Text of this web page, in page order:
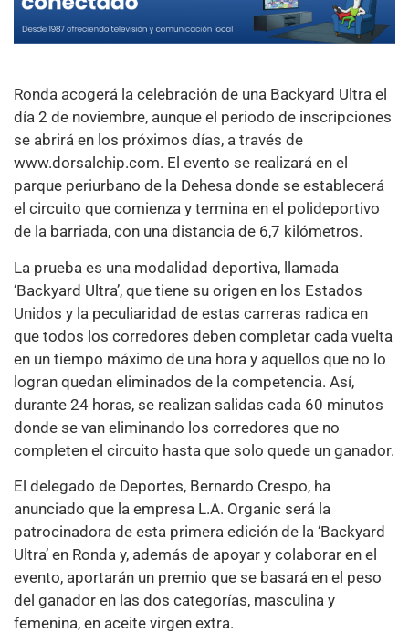
Ronda acogerá la celebración de una Backyard Ultra el
día 2 de noviembre, aunque el periodo de inscripciones
se abrirá en los próximos días, a través de
www.dorsalchip.com. El evento se realizará en el
parque periurbano de la Dehesa donde se establecerá
el circuito que comienza y termina en el polideportivo
de la barriada, con una distancia de 6,7 kilómetros.
La prueba es una modalidad deportiva, llamada
‘Backyard Ultra’, que tiene su origen en los Estados
Unidos y la peculiaridad de estas carreras radica en
que todos los corredores deben completar cada vuelta
en un tiempo máximo de una hora y aquellos que no lo
logran quedan eliminados de la competencia. Así,
durante 24 horas, se realizan salidas cada 60 minutos
donde se van eliminando los corredores que no
completen el circuito hasta que solo quede un ganador.
El delegado de Deportes, Bernardo Crespo, ha
anunciado que la empresa L.A. Organic será la
patrocinadora de esta primera edición de la ‘Backyard
Ultra’ en Ronda y, además de apoyar y colaborar en el
evento, aportarán un premio que se basará en el peso
del ganador en las dos categorías, masculina y
femenina, en aceite virgen extra.